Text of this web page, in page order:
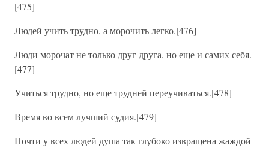
[475]
Людей учить трудно, а морочить легко.[476]
Люди морочат не только друг друга, но еще и самих себя.
[477]
Учиться трудно, но еще трудней переучиваться.[478]
Время во всем лучший судия.[479]
Почти у всех людей душа так глубоко извращена жаждой